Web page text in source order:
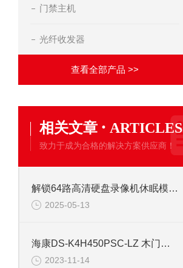
门禁主机
光纤收发器
查看全部产品 >>
相关文章 · ARTICLES
致力于成为合格的解决方案供应商！
解锁64路高清硬盘录像机休眠模式的多重优势
2025-05-13
海康DS-K4H450PSC-LZ 木门铁门玻璃门磁力锁
2023-11-14